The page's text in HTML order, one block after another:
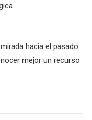
hacia el pasado
mejor un recurso